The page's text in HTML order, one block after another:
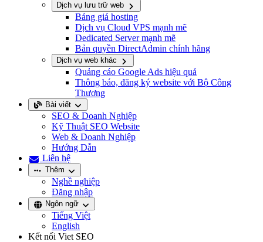
Dịch vụ lưu trữ web
Bảng giá hosting
Dịch vụ Cloud VPS mạnh mẽ
Dedicated Server mạnh mẽ
Bản quyền DirectAdmin chính hãng
Dịch vụ web khác
Quảng cáo Google Ads hiệu quả
Thông báo, đăng ký website với Bộ Công
Thương
Bài viết
SEO & Doanh Nghiệp
Kỹ Thuật SEO Website
Web & Doanh Nghiệp
Hướng Dẫn
Liên hệ
Thêm
Nghề nghiệp
Đăng nhập
Ngôn ngữ
Tiếng Việt
English
Kết nối Viet SEO